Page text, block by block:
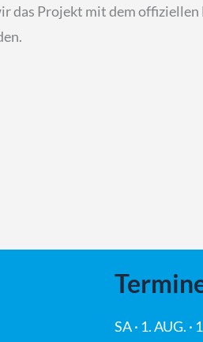
das Projekt mit dem
SA · 1. AUG.